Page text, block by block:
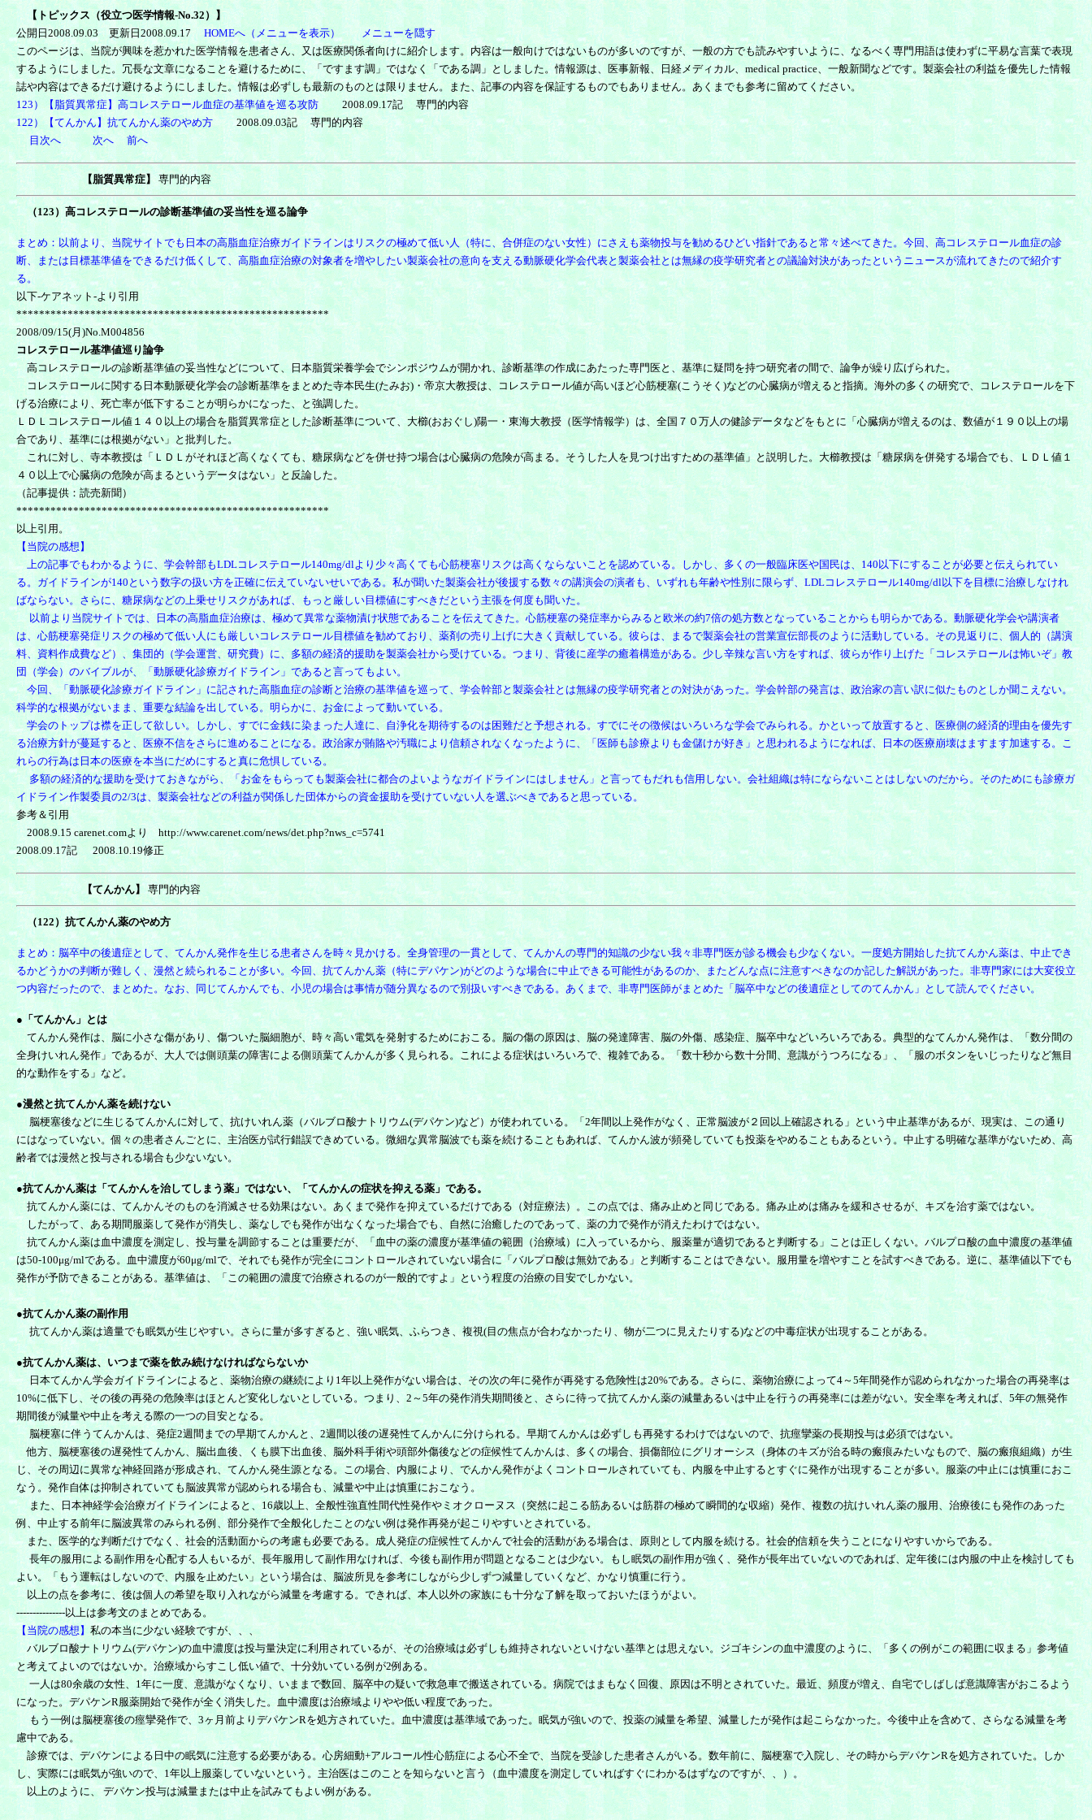
【 トピックス（役立つ医学情報-No.32）】
公開日2008.09.03 更新日2008.09.17 HOMEへ（メニューを表示）
メニューを隠す
このページは、当院が興味を惹かれた医学情報を患者さん、又は医療関係者向けに紹介します。内容は一般向けではないものが多いのですが、一般の方でも読みやすいように、なるべく専門用語は使わずに平易な言葉で表現
するようにしました。冗長な文章になることを避けるために、「ですます調」ではなく「である調」としました。情報源は、医事新報、日経メディカル、medical practice、一般新聞などです。製薬会社の利益を優先した情報
誌や内容はできるだけ避けるようにしました。情報は必ずしも最新のものとは限りません。また、記事の内容を保証するものでもありません。あくまでも参考に留めてください。
123）【脂質異常症】高コレステロール血症の基準値を巡る攻防
2008.09.17記 専門的内容
122）【てんかん】抗てんかん薬のやめ方2008.09.03記 専門的内容
目次へ
次へ 前へ
【脂質異常症】 専門的内容
（123）高コレステロールの診断基準値の妥当性を巡る論争
まとめ：以前より、当院サイトでも日本の高脂血症治療ガイドラインはリスクの極めて低い人（特に、合併症のない女性）にさえも薬物投与を勧めるひどい指針であると常々述べてきた。今回、高コレステロール血症の診
断、または目標基準値をできるだけ低くして、高脂血症治療の対象者を増やしたい製薬会社の意向を支える動脈硬化学会代表と製薬会社とは無縁の疫学研究者との議論対決があったというニュースが流れてきたので紹介す
る。
以下-ケアネット-より引用
*******************************************************
2008/09/15(月)No.M004856
コレステロール基準値巡り論争
高コレステロールの診断基準値の妥当性などについて、日本脂質栄養学会でシンポジウムが開かれ、診断基準の作成にあたった専門医と、基準に疑問を持つ研究者の間で、論争が繰り広げられた。
コレステロールに関する日本動脈硬化学会の診断基準をまとめた寺本民生(たみお)・帝京大教授は、コレステロール値が高いほど心筋梗塞(こうそく)などの心臓病が増えると指摘。海外の多くの研究で、コレステロールを下
げる治療により、死亡率が低下することが明らかになった、と強調した。
ＬＤＬコレステロール値１４０以上の場合を脂質異常症とした診断基準について、大櫛(おおぐし)陽一・東海大教授（医学情報学）は、全国７０万人の健診データなどをもとに「心臓病が増えるのは、数値が１９０以上の場
合であり、基準には根拠がない」と批判した。
これに対し、寺本教授は「ＬＤＬがそれほど高くなくても、糖尿病などを併せ持つ場合は心臓病の危険が高まる。そうした人を見つけ出すための基準値」と説明した。大櫛教授は「糖尿病を併発する場合でも、ＬＤＬ値１
４０以上で心臓病の危険が高まるというデータはない」と反論した。
（記事提供：読売新聞）
*******************************************************
以上引用。
【当院の感想】
上の記事でもわかるように、学会幹部もLDLコレステロール140mg/dlより少々高くても心筋梗塞リスクは高くならないことを認めている。しかし、多くの一般臨床医や国民は、140以下にすることが必要と伝えられてい
る。ガイドラインが140という数字の扱い方を正確に伝えていないせいである。私が聞いた製薬会社が後援する数々の講演会の演者も、いずれも年齢や性別に限らず、LDLコレステロール140mg/dl以下を目標に治療しなけれ
ばならない。さらに、糖尿病などの上乗せリスクがあれば、もっと厳しい目標値にすべきだという主張を何度も聞いた。
以前より当院サイトでは、日本の高脂血症治療は、極めて異常な薬物漬け状態であることを伝えてきた。心筋梗塞の発症率からみると欧米の約7倍の処方数となっていることからも明らかである。 動脈硬化学会や講演者
は、心筋梗塞発症リスクの極めて低い人にも厳しいコレステロール目標値を勧めており、薬剤の売り上げに大きく貢献している。彼らは、まるで製薬会社の営業宣伝部長のように活動している。その見返りに、個人的（講演
料、資料作成費など）、集団的（学会運営、研究費）に、多額の経済的援助を製薬会社から受けている。つまり、背後に産学の癒着構造がある。少し辛辣な言い方をすれば、彼らが作り上げた「コレステロールは怖いぞ」教
団（学会）のバイブルが、「動脈硬化診療ガイドライン」であると言ってもよい。
今回、「動脈硬化診療ガイドライン」に記された高脂血症の診断と治療の基準値を巡って、学会幹部と製薬会社とは無縁の疫学研究者との対決があった。学会幹部の発言は、政治家の言い訳に似たものとしか聞こえない。
科学的な根拠がないまま、重要な結論を出している。明らかに、お金によって動いている。
学会のトップは襟を正して欲しい。しかし、すでに金銭に染まった人達に、自浄化を期待するのは困難だと予想される。すでにその徴候はいろいろな学会でみられる。 かといって放置すると、医療側の経済的理由を優先す
る治療方針が蔓延すると、医療不信をさらに進めることになる。政治家が賄賂や汚職により信頼されなくなったように、「医師も診療よりも金儲けが好き」と思われるようになれば、日本の医療崩壊はますます加速する。こ
れらの行為は日本の医療を本当にだめにすると真に危惧している。
多額の経済的な援助を受けておきながら、「お金をもらっても製薬会社に都合のよいようなガイドラインにはしません」と言ってもだれも信用しない。会社組織は特にならないことはしないのだから。そのためにも診療ガ
イドライン作製委員の2/3は、製薬会社などの利益が関係した団体からの資金援助を受けていない人を選ぶべきであると思っている。
参考＆引用
2008.9.15 carenet.comより http://www.carenet.com/news/det.php?nws_c=5741
2008.09.17記 2008.10.19修正
【てんかん】 専門的内容
（122）抗てんかん薬のやめ方
まとめ：脳卒中の後遺症として、てんかん発作を生じる患者さんを時々見かける。全身管理の一貫として、てんかんの専門的知識の少ない我々非専門医が診る機会も少なくない。一度処方開始した抗てんかん薬は、中止でき
るかどうかの判断が難しく、漫然と続られることが多い。今回、抗てんかん薬（特にデパケン)がどのような場合に中止できる可能性があるのか、またどんな点に注意すべきなのか記した解説があった。非専門家には大変役立
つ内容だったので、まとめた。なお、同じてんかんでも、小児の場合は事情が随分異なるので別扱いすべきである。あくまで、非専門医師がまとめた「脳卒中などの後遺症としてのてんかん」として読んでください。
●「てんかん」とは
てんかん発作は、脳に小さな傷があり、傷ついた脳細胞が、時々高い電気を発射するためにおこる。脳の傷の原因は、脳の発達障害、脳の外傷、感染症、脳卒中などいろいろである。典型的なてんかん発作は、「数分間の
全身けいれん発作」であるが、大人では側頭葉の障害による側頭葉てんかんが多く見られる。これによる症状はいろいろで、複雑である。「数十秒から数十分間、意識がうつろになる」、「服のボタンをいじったりなど無目
的な動作をする」など。
●漫然と抗てんかん薬を続けない
脳梗塞後などに生じるてんかんに対して、抗けいれん薬（バルブロ酸ナトリウム(デパケン)など）が使われている。「2年間以上発作がなく、正常脳波が２回以上確認される」という中止基準があるが、現実は、この通り
にはなっていない。個々の患者さんごとに、主治医が試行錯誤できめている。微細な異常脳波でも薬を続けることもあれば、てんかん波が頻発していても投薬をやめることもあるという。中止する明確な基準がないため、高
齢者では漫然と投与される場合も少ないない。
●抗てんかん薬は「てんかんを治してしまう薬」ではない、「てんかんの症状を抑える薬」である。
抗てんかん薬には、てんかんそのものを消滅させる効果はない。あくまで発作を抑えているだけである（対症療法）。この点では、痛み止めと同じである。痛み止めは痛みを緩和させるが、キズを治す薬ではない。
したがって、ある期間服薬して発作が消失し、薬なしでも発作が出なくなった場合でも、自然に治癒したのであって、薬の力で発作が消えたわけではない。
抗てんかん薬は血中濃度を測定し、投与量を調節することは重要だが、「血中の薬の濃度が基準値の範囲（治療域）に入っているから、服薬量が適切であると判断する」ことは正しくない。バルプロ酸の血中濃度の基準値
は50-100μg/mlである。血中濃度が60μg/mlで、それでも発作が完全にコントロールされていない場合に「バルプロ酸は無効である」と判断することはできない。服用量を増やすことを試すべきである。逆に、基準値以下でも
発作が予防できることがある。基準値は、「この範囲の濃度で治療されるのが一般的ですよ」という程度の治療の目安でしかない。
●抗てんかん薬の副作用
抗てんかん薬は適量でも眠気が生じやすい。さらに量が多すぎると、強い眠気、ふらつき、複視(目の焦点が合わなかったり、物が二つに見えたりする)などの中毒症状が出現することがある。
●抗てんかん薬は、いつまで薬を飲み続けなければならないか
日本てんかん学会ガイドラインによると、薬物治療の継続により1年以上発作がない場合は、その次の年に発作が再発する危険性は20%である。さらに、薬物治療によって4～5年間発作が認められなかった場合の再発率は
10%に低下し、その後の再発の危険率はほとんど変化しないとしている。つまり、2～5年の発作消失期間後と、さらに待って抗てんかん薬の減量あるいは中止を行うの再発率には差がない。安全率を考えれば、5年の無発作
期間後が減量や中止を考える際の一つの目安となる。
脳梗塞に伴うてんかんは、発症2週間までの早期てんかんと、2週間以後の遅発性てんかんに分けられる。早期てんかんは必ずしも再発するわけではないので、抗痙攣薬の長期投与は必須ではない。
他方、脳梗塞後の遅発性てんかん、脳出血後、くも膜下出血後、脳外科手術や頭部外傷後などの症候性てんかんは、多くの場合、損傷部位にグリオーシス（身体のキズが治る時の瘢痕みたいなもので、脳の瘢痕組織）が生
じ、その周辺に異常な神経回路が形成され、てんかん発生源となる。この場合、内服により、でんかん発作がよくコントロールされていても、内服を中止するとすぐに発作が出現することが多い。服薬の中止には慎重におこ
なう。発作自体は抑制されていても脳波異常が認められる場合も、減量や中止は慎重におこなう。
また、日本神経学会治療ガイドラインによると、16歳以上、全般性強直性間代性発作やミオクローヌス（突然に起こる筋あるいは筋群の極めて瞬間的な収縮）発作、複数の抗けいれん薬の服用、治療後にも発作のあった
例、中止する前年に脳波異常のみられる例、部分発作で全般化したことのない例は発作再発が起こりやすいとされている。
また、医学的な判断だけでなく、社会的活動面からの考慮も必要である。成人発症の症候性てんかんで社会的活動がある場合は、原則として内服を続ける。社会的信頼を失うことになりやすいからである。
長年の服用による副作用を心配する人もいるが、長年服用して副作用なければ、今後も副作用が問題となることは少ない。もし眠気の副作用が強く、発作が長年出ていないのであれば、定年後には内服の中止を検討しても
よい。「もう運転はしないので、内服を止めたい」という場合は、脳波所見を参考にしながら少しずつ減量していくなど、かなり慎重に行う。
以上の点を参考に、後は個人の希望を取り入れながら減量を考慮する。できれば、本人以外の家族にも十分な了解を取っておいたほうがよい。
---------------以上は参考文のまとめである。
【当院の感想】 私の本当に少ない経験ですが、、、
バルブロ酸ナトリウム(デパケン)の血中濃度は投与量決定に利用されているが、その治療域は必ずしも維持されないといけない基準とは思えない。ジゴキシンの血中濃度のように、「多くの例がこの範囲に収まる」参考値
と考えてよいのではないか。治療域からすこし低い値で、十分効いている例が2例ある。
一人は80余歳の女性、1年に一度、意識がなくなり、いままで数回、脳卒中の疑いで救急車で搬送されている。病院ではまもなく回復、原因は不明とされていた。最近、頻度が増え、自宅でしばしば意識障害がおこるよう
になった。デパケンR服薬開始で発作が全く消失した。血中濃度は治療域よりやや低い程度であった。
もう一例は脳梗塞後の痙攣発作で、3ヶ月前よりデパケンRを処方されていた。血中濃度は基準域であった。眠気が強いので、投薬の減量を希望、減量したが発作は起こらなかった。今後中止を含めて、さらなる減量を考
慮中である。
診療では、デパケンによる日中の眠気に注意する必要がある。心房細動+アルコール性心筋症による心不全で、当院を受診した患者さんがいる。数年前に、脳梗塞で入院し、その時からデパケンRを処方されていた。しか
し、実際には眠気が強いので、1年以上服薬していないという。主治医はこのことを知らないと言う（血中濃度を測定していればすぐにわかるはずなのですが、、）。
以上のように、 デパケン投与は減量または中止を試みてもよい例がある。